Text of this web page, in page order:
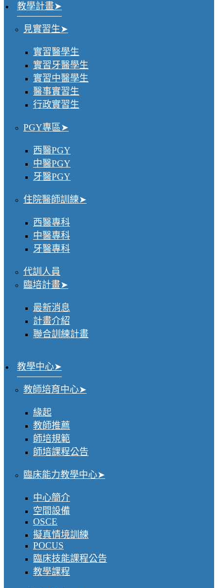
教學計畫
見實習生
實習醫學生
實習牙醫學生
實習中醫學生
醫事實習生
行政實習生
PGY專區
西醫PGY
中醫PGY
牙醫PGY
住院醫師訓練
西醫專科
中醫專科
牙醫專科
代訓人員
臨培計畫
最新消息
計畫介紹
聯合訓練計畫
教學中心
教師培育中心
緣起
教師推薦
師培規範
師培課程公告
臨床能力教學中心
中心簡介
空間設備
OSCE
擬真情境訓練
POCUS
臨床技能課程公告
教學課程